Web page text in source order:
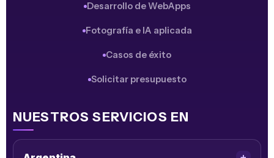
Desarrollo de WebApps
Fotografía e IA aplicada
Casos de éxito
Solicitar presupuesto
NUESTROS SERVICIOS EN